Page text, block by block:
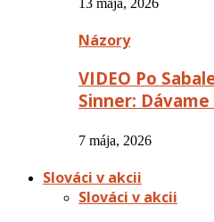
13 mája, 2026
Názory
VIDEO Po
Sinner:
7 mája, 2026
Slováci v akcii
Slováci v akcii